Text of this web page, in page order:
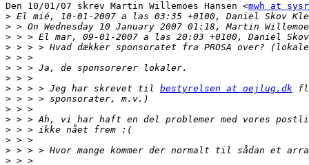
Den 10/01/07 skrev Martin Willemoes Hansen <mwh at
>
>
>
>
>
>
>
> > > > Jeg har skrevet til bestyrelsen at oejlug.dk
>
>
>
>
>
>
>